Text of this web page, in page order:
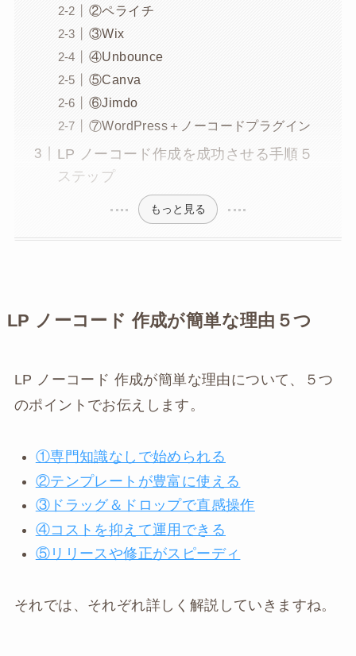
②ペライチ
③Wix
④Unbounce
⑤Canva
⑥Jimdo
⑦WordPress＋ノーコードプラグイン
LP ノーコード作成を成功させる手順５
ステップ
もっと見る
LP ノーコード 作成が簡単な理由５つ
LP ノーコード 作成が簡単な理由について、５つ
のポイントでお伝えします。
①専門知識なしで始められる
②テンプレートが豊富に使える
③ドラッグ＆ドロップで直感操作
④コストを抑えて運用できる
⑤リリースや修正がスピーディ
それでは、それぞれ詳しく解説していきますね。